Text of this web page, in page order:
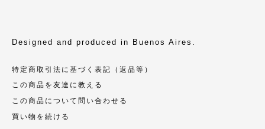
Designed and produced in Buenos Aires.
特定商取引法に基づく表記（返品等）
この商品を友達に教える
この商品について問い合わせる
買い物を続ける